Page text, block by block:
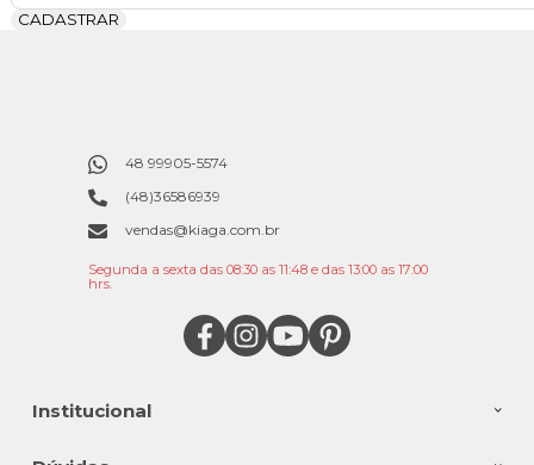
CADASTRAR
Institucional
48 99905-5574
(48)36586939
vendas@kiaga.com.br
Segunda a sexta das 08:30 as 11:48 e das 13:00 as 17:00
hrs.